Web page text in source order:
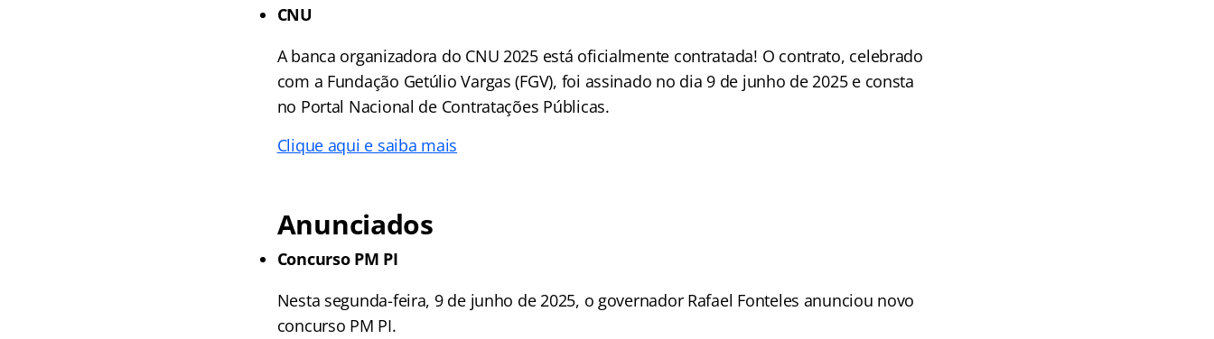
CNU
A banca organizadora do CNU 2025 está oficialmente contratada! O contrato, celebrado
com a Fundação Getúlio Vargas (FGV), foi assinado no dia 9 de junho de 2025 e consta
no Portal Nacional de Contratações Públicas.
Clique aqui e saiba mais
Anunciados
Concurso PM PI
Nesta segunda-feira, 9 de junho de 2025, o governador Rafael Fonteles anunciou novo
concurso PM PI.